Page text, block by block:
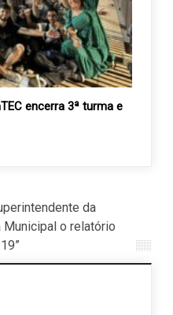
encerra 3ª turma e
da
Municipal o relatório